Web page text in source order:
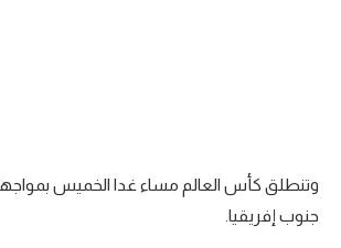
وتنطلق كأس العالم مساء غدا الخميس
جنوب إفريقيا.